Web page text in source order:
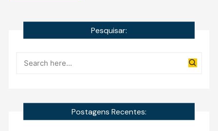
Pesquisar:
Postagens Recentes: